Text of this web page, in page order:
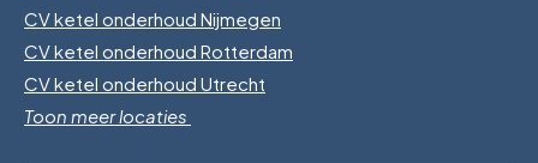
CV ketel onderhoud Nijmegen
CV ketel onderhoud Rotterdam
CV ketel onderhoud Utrecht
Toon meer locaties